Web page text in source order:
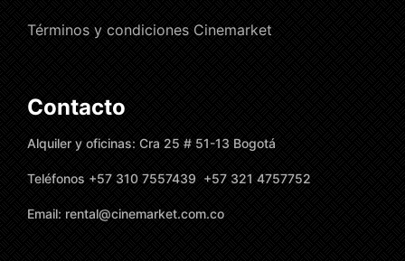
Términos y condiciones Cinemarket
Contacto
Alquiler y oficinas: Cra 25 # 51-13 Bogotá
Teléfonos +57 310 7557439 +57 321 4757752
Email: rental@cinemarket.com.co